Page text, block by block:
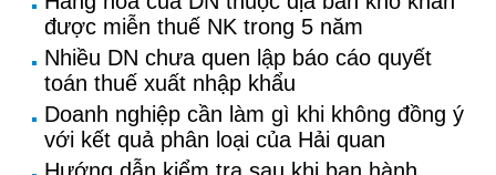
được miễn thuế NK trong 5 năm
Nhiều DN chưa quen lập báo cáo quyết
toán thuế xuất nhập khẩu
Doanh nghiệp cần làm gì khi không đồng ý
với kết quả phân loại của Hải quan